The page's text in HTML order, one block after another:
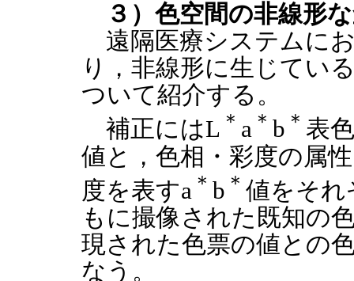
３）色空間の非線形
遠隔医療システムに
り，非線形に生じてい
ついて紹介する。
補正にはL ＊ a ＊ b ＊ 表
値と，色相・彩度の属
度を表すa ＊ b ＊ 値をそれ
もに撮像された既知の
現された色票の値との
なう。